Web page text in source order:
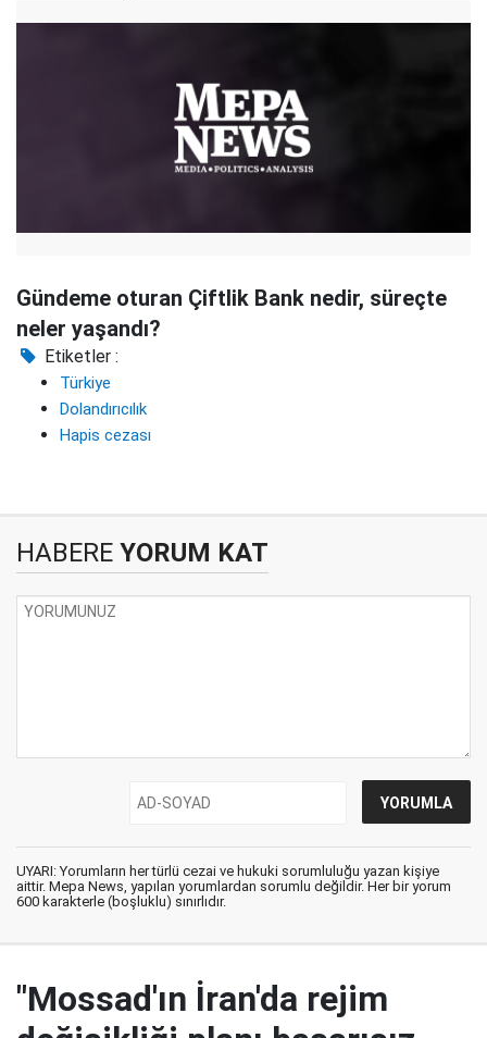
Gündeme oturan Çiftlik Bank nedir, süreçte
neler yaşandı?
Etiketler :
Türkiye
Dolandırıcılık
Hapis cezası
HABERE YORUM KAT
UYARI: Yorumların her türlü cezai ve hukuki sorumluluğu yazan kişiye
aittir. Mepa News, yapılan yorumlardan sorumlu değildir. Her bir yorum
600 karakterle (boşluklu) sınırlıdır.
"Mossad'ın İran'da rejim